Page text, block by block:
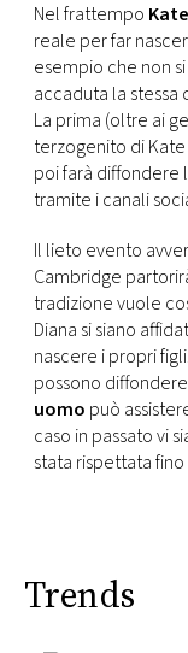
Nel frattempo
reale per far
esempio che non
accaduta la stessa
La prima (oltre ai
terzogenito di Kate
poi farà diffondere
tramite i canali
Il lieto evento
Cambridge
tradizione vuole
Diana si siano
nascere i propri
possono
uomo può
caso in passato vi
stata rispettata
Trends